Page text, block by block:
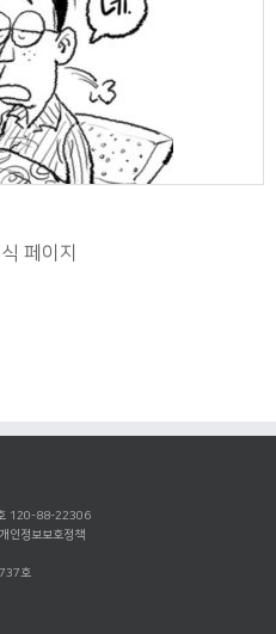
페이지
호 120-88-22306
개인정보보호정책
호